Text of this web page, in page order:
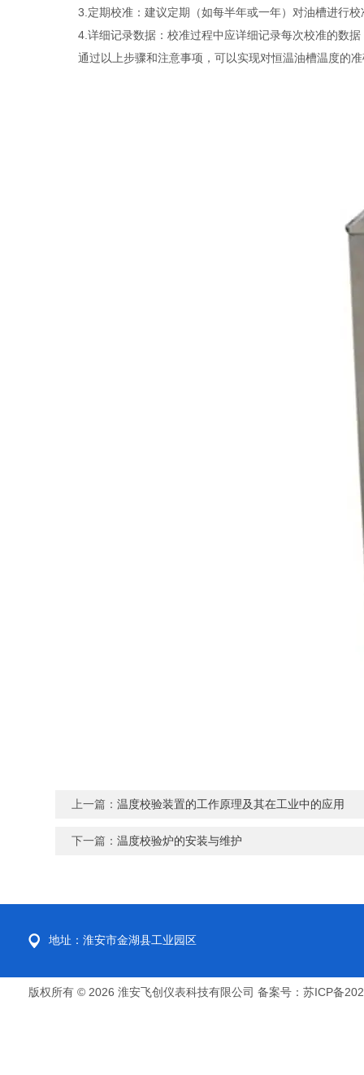
3.定期校准：建议定期（如每半年或一年）对油槽进行校
4.详细记录数据：校准过程中应详细记录每次校准的数据
通过以上步骤和注意事项，可以实现对恒温油槽温度的准
上一篇： 温度校验装置的工作原理及其在工业中的应用
下一篇： 温度校验炉的安装与维护
地址：淮安市金湖县工业园区
版权所有 © 2026 淮安飞创仪表科技有限公司 备案号：苏ICP备